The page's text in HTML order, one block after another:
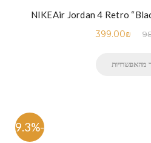
NIKEAir Jordan 4 Retro
399.00₪
מהאפשרויות
-59.3%